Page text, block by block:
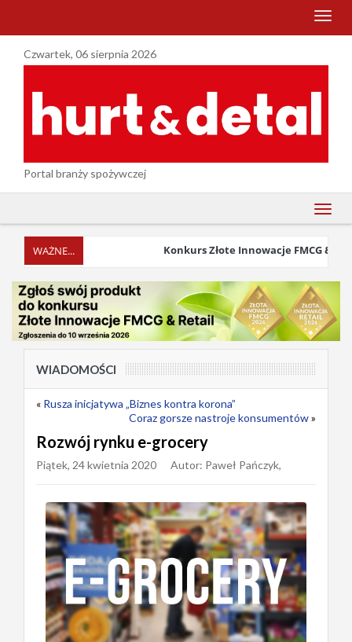
menu
Czwartek, 06 sierpnia 2026
Portal branży spożywczej
menu
Konkurs Złote Innowacje FMCG &
WIADOMOŚCI
« Rusza inicjatywa „Biznes kontra korona”
Coraz gorsze nastroje konsumentów»
Rozwój rynku e-grocery
Piątek, 24 kwietnia 2020 Autor: Paweł Pańczyk,